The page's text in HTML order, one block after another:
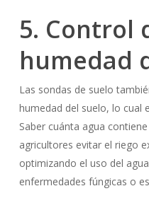
5. Control
humedad
Las sondas de suelo
humedad del suelo, lo cual
Saber cuánta agua
agricultores evitar el riego
optimizando el uso del
enfermedades fúngicas o